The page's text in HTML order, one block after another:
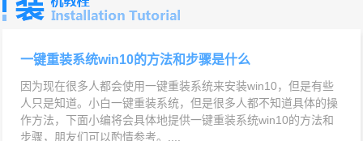
一键重装系统win10的方法和步骤是什么
因为现在很多人都会使用一键重装系统来安装win10，但是有些
人只是知道。小白一键重装系统，但是很多人都不知道具体的操
作方法，下面小编将会具体地提供一键重装系统win10的方法和
步骤，朋友们可以酌情参考。....